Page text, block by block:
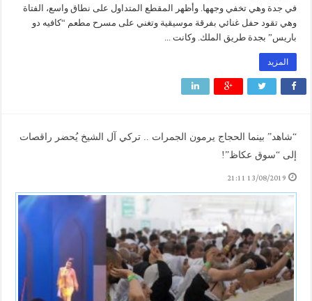
في جدة وهي تخفي وجهها. وأظهر المقطع المتداول على نطاق واسع، الفتاة
وهي تقود حفل غنائي بفرقة موسيقية وتغني على مسرح مطعم “كافيه دو
باريس” بجدة طريق الملك. وكانت ...
المزيد
“شاهد” بينما الحجاج يرمون الجمرات .. تركي آل الشيخ يُحضر راقصات
إلى “سوق عكاظ”!
13/08/2019 21:11